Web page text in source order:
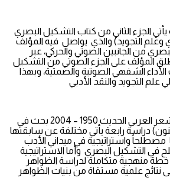
يأتي الجزء الثاني من كتاب التشكيل البصري
وعلم التجويد) والذي يواصل فيه المؤلف
من الجانبين الصوتي والحركي، عبر
المؤلف على الجزء الصوتي من التشكيل
الشفهي الصوتية والصمتية، وبهذا
التجويد والنقد الأدبي
( التشكيل البصري في الشعر العربي الحديث 1950 – 2004 بحث في
دراسة رابعة يأتي مختلفة عن سابقتها
واستراتيجية في ميداني الأدب
في التشكيل البصري وأما الاستراتيجية
منهجية متكاملة لدراسة الظواهر
نتائج علمية مستقاة من بنيات الظواهر